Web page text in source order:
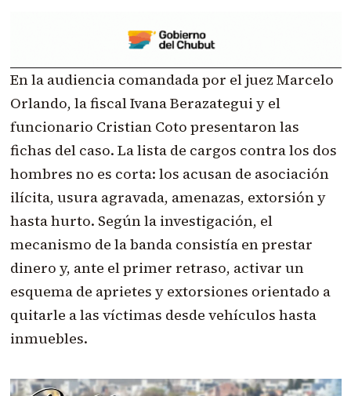
En la audiencia comandada por el juez Marcelo
Orlando, la fiscal Ivana Berazategui y el
funcionario Cristian Coto presentaron las
fichas del caso. La lista de cargos contra los dos
hombres no es corta: los acusan de asociación
ilícita, usura agravada, amenazas, extorsión y
hasta hurto. Según la investigación, el
mecanismo de la banda consistía en prestar
dinero y, ante el primer retraso, activar un
esquema de aprietes y extorsiones orientado a
quitarle a las víctimas desde vehículos hasta
inmuebles.